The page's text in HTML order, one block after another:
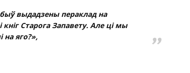
быў выдадзены пераклад на
Старога Запавету. Але ці мы
на яго?»,